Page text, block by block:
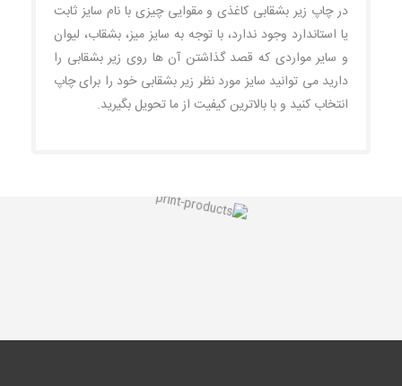
در چاپ زیر بشقابی کاغذی و مقوایی چیزی با نام سایز ثابت
یا استاندارد وجود ندارد، با توجه به سایز میز، بشقاب، لیوان
و سایر مواردی که قصد گذاشتن آن ها روی زیر بشقابی را
دارید می توانید سایز مورد نظر زیر بشقابی خود را برای چاپ
انتخاب کنید و با بالاترین کیفیت از ما تحویل بگیرید.